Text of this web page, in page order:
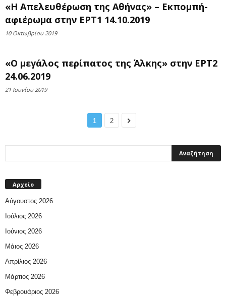
«Η Απελευθέρωση της Αθήνας» – Εκπομπή-
αφιέρωμα στην ΕΡΤ1 14.10.2019
10 Οκτωβρίου 2019
«Ο μεγάλος περίπατος της Άλκης» στην ΕΡΤ2
24.06.2019
21 Ιουνίου 2019
1 2
Αρχείο
Αύγουστος 2026
Ιούλιος 2026
Ιούνιος 2026
Μάιος 2026
Απρίλιος 2026
Μάρτιος 2026
Φεβρουάριος 2026